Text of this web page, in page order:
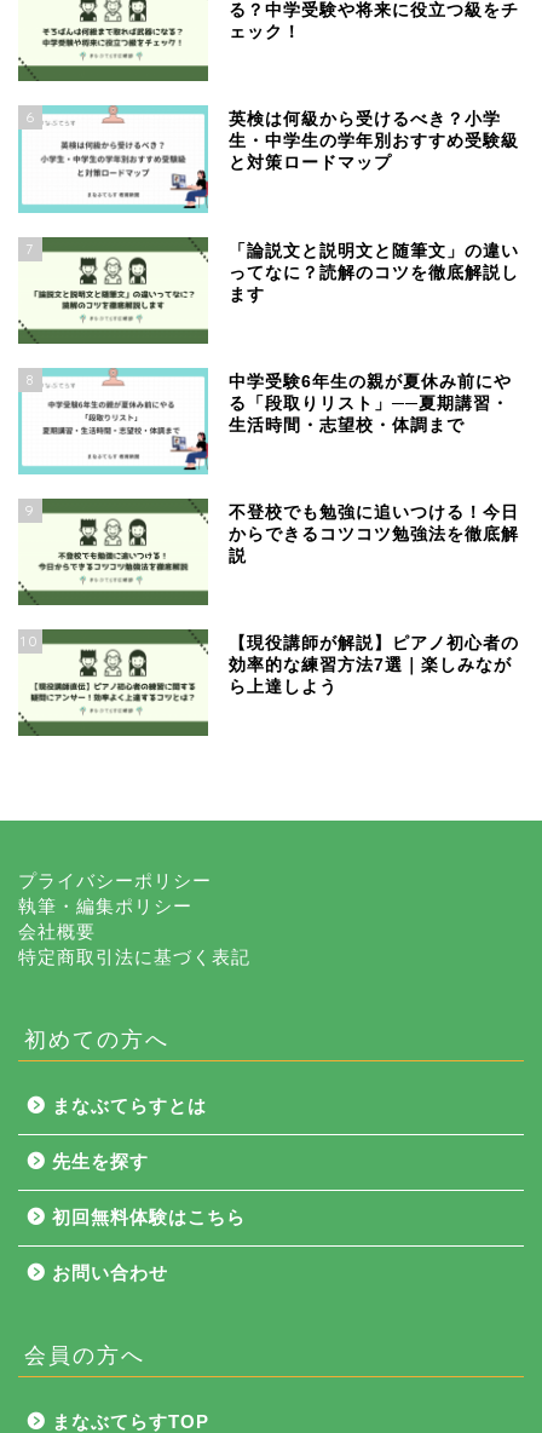
る？中学受験や将来に役立つ級をチ
ェック！
6
英検は何級から受けるべき？小学
生・中学生の学年別おすすめ受験級
と対策ロードマップ
7
「論説文と説明文と随筆文」の違い
ってなに？読解のコツを徹底解説し
ます
8
中学受験6年生の親が夏休み前にや
る「段取りリスト」──夏期講習・
生活時間・志望校・体調まで
9
不登校でも勉強に追いつける！今日
からできるコツコツ勉強法を徹底解
説
10
【現役講師が解説】ピアノ初心者の
効率的な練習方法7選｜楽しみなが
ら上達しよう
プライバシーポリシー
執筆・編集ポリシー
会社概要
特定商取引法に基づく表記
初めての方へ
まなぶてらすとは
先生を探す
初回無料体験はこちら
お問い合わせ
会員の方へ
まなぶてらすTOP
NEWS